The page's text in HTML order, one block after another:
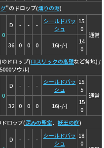
"のドロップ(燻りの湖)
0
D - - -
シールドバッ
シュ
15.
0
通常
36 0 0 0 16(-/-)
14
0
ドロップ(ロスリックの高壁など各地) /
ソウル)
0
D - - -
シールドバッ
シュ
15.
5
通常
32 0 0 0 16(-/-)
15
0
ロップ(深みの聖堂、 妖王の庭)
D - - -
シールドバッ
シュ
18.
0